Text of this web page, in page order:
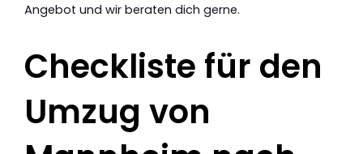
Angebot und wir beraten dich gerne.
Checkliste für den
Umzug von